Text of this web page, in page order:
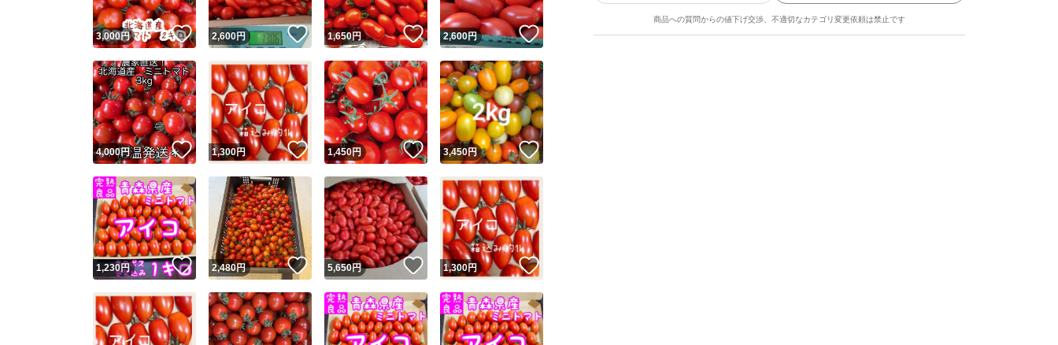
商品への質問からの値下げ交渉、不適切なカテゴリ変更依頼は禁止です
3,000円 いいね！
2,600円 いいね！
1,650円 いいね！
2,600円 いいね！
4,000円 いいね！
1,300円 いいね！
1,450円 いいね！
3,450円 いいね！
1,230円 いいね！
2,480円 いいね！
5,650円 いいね！
1,300円